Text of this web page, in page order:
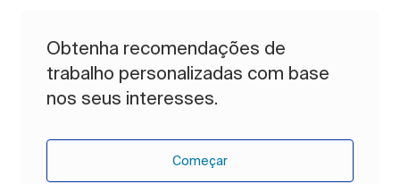
Obtenha recomendações de
trabalho personalizadas com base
nos seus interesses.
Começar